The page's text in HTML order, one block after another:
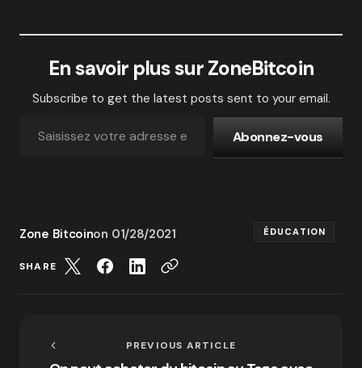
En savoir plus sur ZoneBitcoin
Subscribe to get the latest posts sent to your email.
Abonnez-vous
Zone Bitcoinon 01/28/2021 ÉDUCATION
SHARE
PREVIOUS ARTICLE